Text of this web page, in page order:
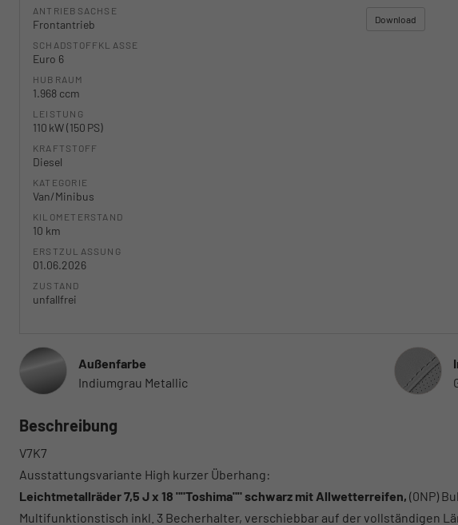
ANTRIEBSACHSE
Frontantrieb
SCHADSTOFFKLASSE
Euro 6
HUBRAUM
1.968 ccm
LEISTUNG
110 kW (150 PS)
KRAFTSTOFF
Diesel
KATEGORIE
Van/Minibus
KILOMETERSTAND
10 km
ERSTZULASSUNG
01.06.2026
ZUSTAND
unfallfrei
Download
Außenfarbe
Indiumgrau Metallic
Beschreibung
V7K7
Ausstattungsvariante High kurzer Überhang:
Leichtmetallräder 7,5 J x 18 ""Toshima"" schwarz mit Allwetterreifen, (0NP)
Multifunktionstisch inkl. 3 Becherhalter, verschiebbar auf der vollständigen